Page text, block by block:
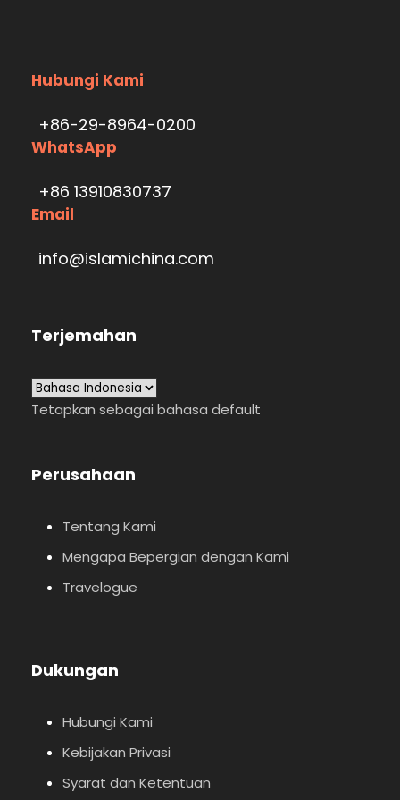
Hubungi Kami
+86-29-8964-0200
WhatsApp
+86 13910830737
Email
info@islamichina.com
Terjemahan
Tetapkan sebagai bahasa default
Perusahaan
Tentang Kami
Mengapa Bepergian dengan Kami
Travelogue
Dukungan
Hubungi Kami
Kebijakan Privasi
Syarat dan Ketentuan